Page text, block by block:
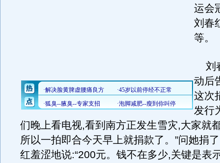
运会
刘春
等。
刘
动后
这次
发行
们晚上看电视,看到南方正发生雪灾,大家就
所以一拍即合今天早上就捐款了。”问她捐
红羞涩地说:“200元。钱不在多少,关键是表